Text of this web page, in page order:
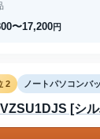
〜17,200円
2 ノートパソコンバ
[シ